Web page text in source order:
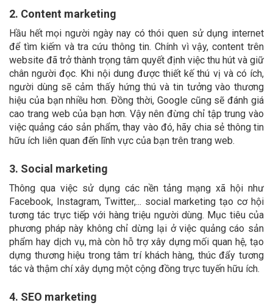
2. Content marketing
Hầu hết mọi người ngày nay có thói quen sử dụng internet
để tìm kiếm và tra cứu thông tin. Chính vì vậy, content trên
website đã trở thành trọng tâm quyết định việc thu hút và giữ
chân người đọc. Khi nội dung được thiết kế thú vị và có ích,
người dùng sẽ cảm thấy hứng thú và tin tưởng vào thương
hiệu của bạn nhiều hơn. Đồng thời, Google cũng sẽ đánh giá
cao trang web của bạn hơn. Vậy nên đừng chỉ tập trung vào
việc quảng cáo sản phẩm, thay vào đó, hãy chia sẻ thông tin
hữu ích liên quan đến lĩnh vực của bạn trên trang web.
3. Social marketing
Thông qua việc sử dụng các nền tảng mạng xã hội như
Facebook, Instagram, Twitter,... social marketing tạo cơ hội
tương tác trực tiếp với hàng triệu người dùng. Mục tiêu của
phương pháp này không chỉ dừng lại ở việc quảng cáo sản
phẩm hay dịch vụ, mà còn hỗ trợ xây dựng mối quan hệ, tạo
dựng thương hiệu trong tâm trí khách hàng, thúc đẩy tương
tác và thậm chí xây dựng một cộng đồng trực tuyến hữu ích.
4. SEO marketing